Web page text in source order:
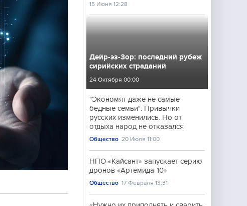
15 Июня 12:28
Дейр-эз-Зор: последний рубеж
сирийских страданий
24 Октября 00:00
"Экономят даже не самые
бедные семьи": Привычки
русских изменились. Но от
отдыха народ не отказался
Общество 20 Июля 11:00
НПО «Кайсант» запускает серию
дронов «Артемида-10»
Общество 17 Февраля 13:31